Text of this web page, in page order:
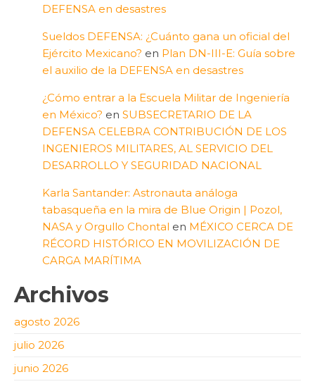
DEFENSA en desastres
Sueldos DEFENSA: ¿Cuánto gana un oficial del
Ejército Mexicano? en Plan DN-III-E: Guía sobre
el auxilio de la DEFENSA en desastres
¿Cómo entrar a la Escuela Militar de Ingeniería
en México? en SUBSECRETARIO DE LA
DEFENSA CELEBRA CONTRIBUCIÓN DE LOS
INGENIEROS MILITARES, AL SERVICIO DEL
DESARROLLO Y SEGURIDAD NACIONAL
Karla Santander: Astronauta análoga
tabasqueña en la mira de Blue Origin | Pozol,
NASA y Orgullo Chontal en MÉXICO CERCA DE
RÉCORD HISTÓRICO EN MOVILIZACIÓN DE
CARGA MARÍTIMA
Archivos
agosto 2026
julio 2026
junio 2026